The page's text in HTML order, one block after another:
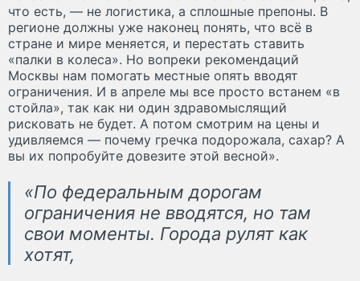
что есть, — не логистика, а сплошные препоны. В
регионе должны уже наконец понять, что всё в
стране и мире меняется, и перестать ставить
«палки в колеса». Но вопреки рекомендаций
Москвы нам помогать местные опять вводят
ограничения. И в апреле мы все просто встанем «в
стойла», так как ни один здравомыслящий
рисковать не будет. А потом смотрим на цены и
удивляемся — почему гречка подорожала, сахар? А
вы их попробуйте довезите этой весной».
«По федеральным дорогам
ограничения не вводятся, но там
свои моменты. Города рулят как
хотят,